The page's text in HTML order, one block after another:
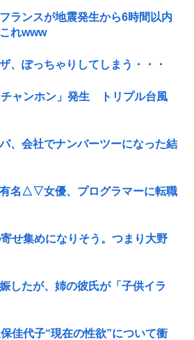
ランスが地震発生から6時間以内
れwww
、ぽっちゃりしてしまう・・・
チャンホン」発生 トリプル台風
、会社でナンバーツーになった結
有名△▽女優、プログラマーに転職
せ集めになりそう。つまり大野
したが、姉の彼氏が「子供イラ
佳代子“現在の性欲”について衝